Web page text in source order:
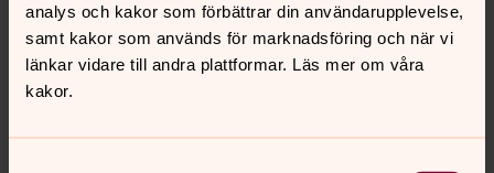
analys och kakor som förbättrar din användarupplevelse,
samt kakor som används för marknadsföring och när vi
länkar vidare till andra plattformar. Läs mer om våra
kakor.